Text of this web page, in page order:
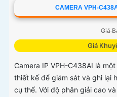
CAMERA VPH-
Giá
Giá
Camera IP VPH-C438AI là
thiết kế để giám sát và ghi lại
cụ thể. Với độ phân giải cao